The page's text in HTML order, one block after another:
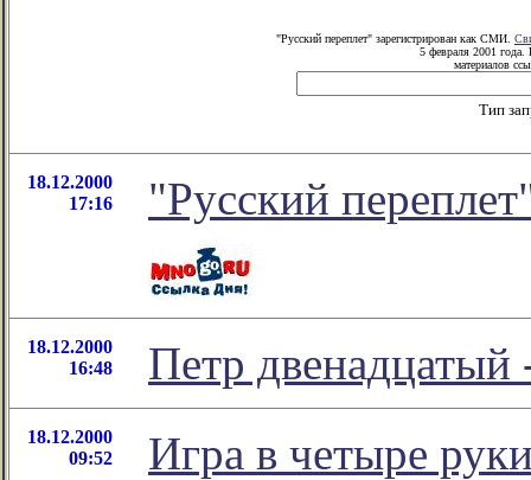
"Русский переплет" зарегистрирован как СМИ.
5 февраля 2001 года.
материалов
Тип
18.12.2000
17:16
"Русский
18.12.2000
16:48
Петр двенадцатый
18.12.2000
09:52
Игра в четыре